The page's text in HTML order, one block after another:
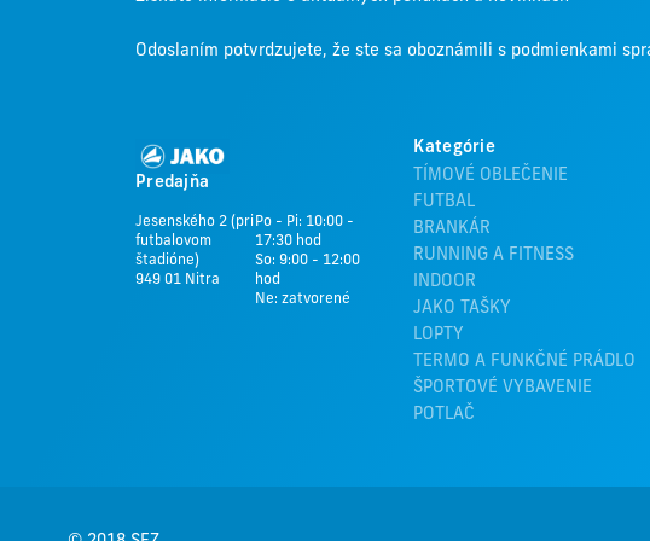
Odoslaním potvrdzujete, že ste sa oboznámili s podmienkami
Predajňa
Jesenského 2 (pri
futbalovom
štadióne)
949 01 Nitra
Po - Pi: 10:00 -
17:30 hod
So: 9:00 - 12:00
hod
Ne: zatvorené
Kategórie
TÍMOVÉ OBLEČENIE
FUTBAL
BRANKÁR
RUNNING A FITNESS
INDOOR
JAKO TAŠKY
LOPTY
TERMO A FUNKČNÉ PRÁDLO
ŠPORTOVÉ VYBAVENIE
POTLAČ